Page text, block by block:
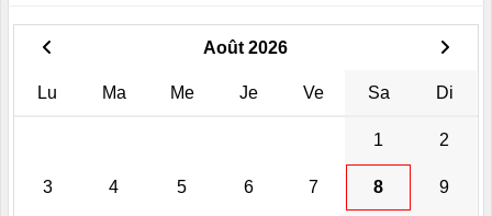
Août 2026
Lu Ma Me Je Ve Sa Di
1 2
3 4 5 6 7 8 9